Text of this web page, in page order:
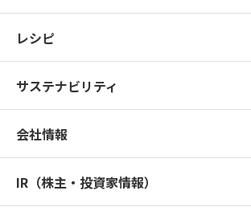
レシピ
サステナビリティ
会社情報
IR（株主・投資家情報）